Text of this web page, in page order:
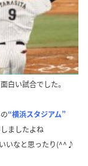
白い試合でした。
“横浜スタジアム”
ましたよね
いなと思ったり(^^♪